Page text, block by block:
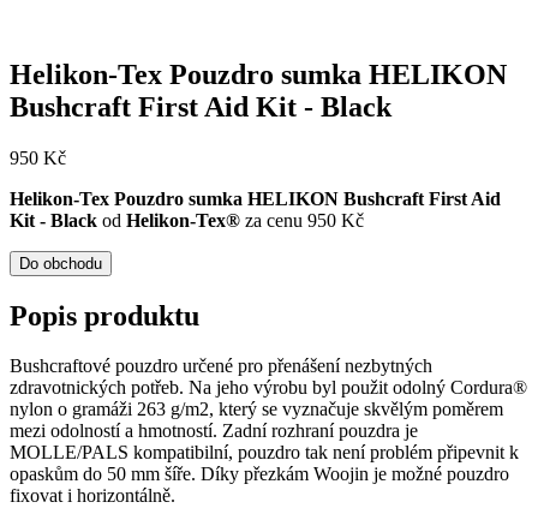
Helikon-Tex Pouzdro sumka HELIKON
Bushcraft First Aid Kit - Black
950 Kč
Helikon-Tex Pouzdro sumka HELIKON Bushcraft First Aid
Kit - Black od Helikon-Tex® za cenu 950 Kč
Do obchodu
Popis produktu
Bushcraftové pouzdro určené pro přenášení nezbytných
zdravotnických potřeb. Na jeho výrobu byl použit odolný Cordura®
nylon o gramáži 263 g/m2, který se vyznačuje skvělým poměrem
mezi odolností a hmotností. Zadní rozhraní pouzdra je
MOLLE/PALS kompatibilní, pouzdro tak není problém připevnit k
opaskům do 50 mm šíře. Díky přezkám Woojin je možné pouzdro
fixovat i horizontálně.